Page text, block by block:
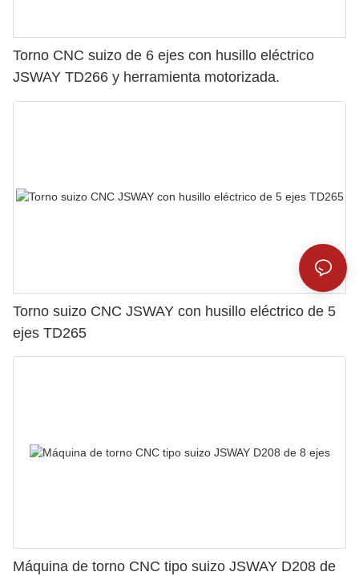
Torno CNC suizo de 6 ejes con husillo eléctrico
JSWAY TD266 y herramienta motorizada.
Torno suizo CNC JSWAY con husillo eléctrico de 5
ejes TD265
Máquina de torno CNC tipo suizo JSWAY D208 de